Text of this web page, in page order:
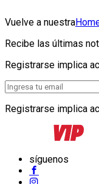
Vuelve a nuestra
Recibe las últimas
Registrarse implica
Registrarse implica
síguenos